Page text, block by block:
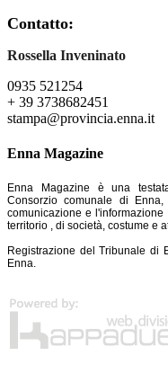
Contatto:
Rossella Inveninato
0935 521254
+ 39 3738682451
stampa@provincia.enna.it
Enna Magazine
Enna Magazine è una
Consorzio comunale di
comunicazione e
territorio , di società, costume e
Registrazione del Tribunale di
Enna.